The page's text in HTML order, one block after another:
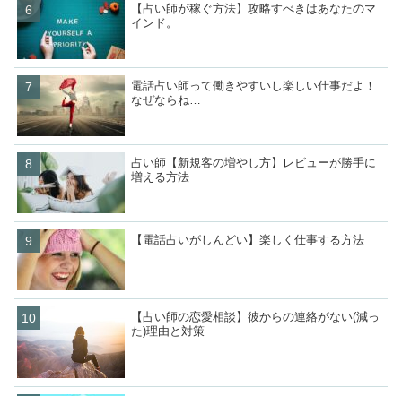
【占い師が稼ぐ方法】攻略すべきはあなたのマ
インド。
電話占い師って働きやすいし楽しい仕事だよ！
なぜならね…
占い師【新規客の増やし方】レビューが勝手に
増える方法
【電話占いがしんどい】楽しく仕事する方法
【占い師の恋愛相談】彼からの連絡がない(減っ
た)理由と対策